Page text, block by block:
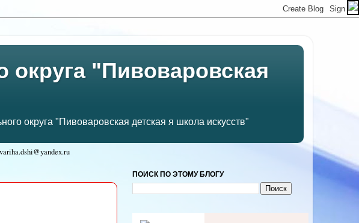
"Пивоваровская
округа "Пивоваровская детская я школа искусств"
ПОИСК ПО ЭТОМУ БЛОГУ